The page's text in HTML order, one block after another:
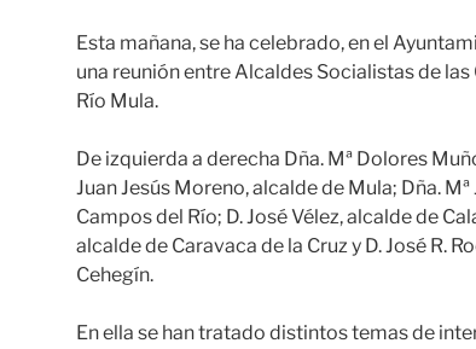
Esta mañana, se ha celebrado, en el
una reunión entre Alcaldes Socialistas de
Río Mula.
De izquierda a derecha Dña. Mª Dolores
Juan Jesús Moreno, alcalde de Mula; Dña.
Campos del Río; D. José Vélez, alcalde de
alcalde de Caravaca de la Cruz y D. José R.
Cehegín.
En ella se han tratado distintos temas de